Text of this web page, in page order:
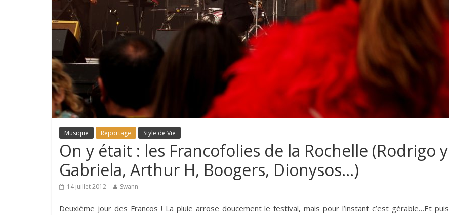
Musique Reportage Style de Vie
On y était : les Francofolies de la Rochelle (Rodrigo y
Gabriela, Arthur H, Boogers, Dionysos…)
14 juillet 2012 Swann
Deuxième jour des Francos ! La pluie arrose doucement le festival, mais pour l’instant c’est gérable…Et puis